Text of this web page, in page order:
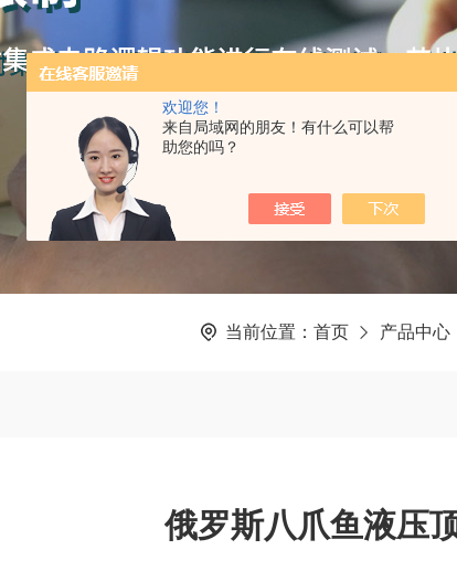
欢迎您！
来自局域网的朋友！有什么可以帮
助您的吗？
当前位置： 首页 产品中心
俄罗斯八爪鱼液压